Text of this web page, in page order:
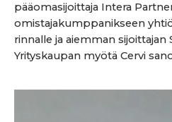
pääomasijoittaja Intera
omistajakumppanikseen
rinnalle ja aiemman sijoittajan
Yrityskaupan myötä Cervi